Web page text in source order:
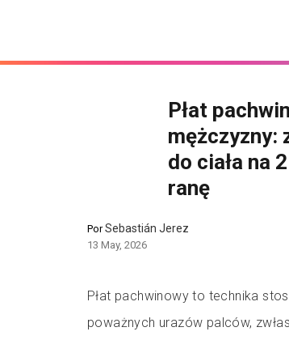
Płat
mężczyzny:
do ciała na
ranę
PorSebastián Jerez
13 May, 2026
Płat pachwinowy to technika
poważnych urazów palców,